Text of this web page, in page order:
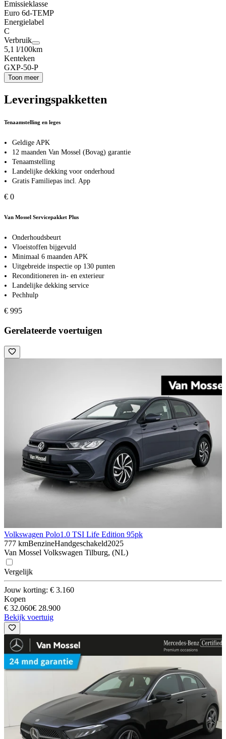
Emissieklasse
Euro 6d-TEMP
Energielabel
C
Verbruik
5,1 l/100km
Kenteken
GXP-50-P
Toon meer
Leveringspakketten
Tenaamstelling en leges
Geldige APK
12 maanden Van Mossel (Bovag) garantie
Tenaamstelling
Landelijke dekking voor onderhoud
Gratis Familiepas incl. App
€ 0
Van Mossel Servicepakket Plus
Onderhoudsbeurt
Vloeistoffen bijgevuld
Minimaal 6 maanden APK
Uitgebreide inspectie op 130 punten
Reconditioneren in- en exterieur
Landelijke dekking service
Pechhulp
€ 995
Gerelateerde voertuigen
Volkswagen Polo1.0 TSI Life Edition 95pk
777 kmBenzineHandgeschakeld2025
Van Mossel Volkswagen Tilburg, (NL)
Vergelijk
Jouw korting: € 3.160
Kopen
€ 32.060€ 28.900
Bekijk voertuig